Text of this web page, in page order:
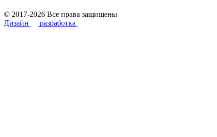
© 2017-2026 Все права защищены
Дизайн
разработка